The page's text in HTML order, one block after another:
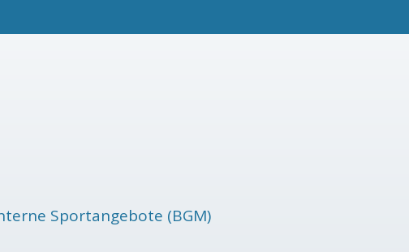
Sportangebote (BGM)